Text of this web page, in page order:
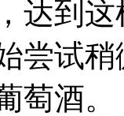
达到
尝试
萄酒。